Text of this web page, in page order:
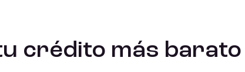
crédito más barato